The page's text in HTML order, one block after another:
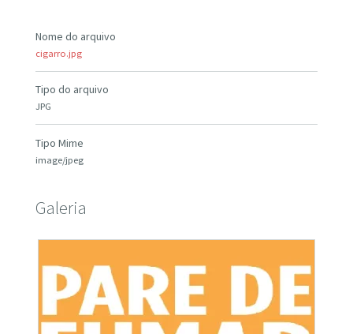
Nome do arquivo
cigarro.jpg
Tipo do arquivo
JPG
Tipo Mime
image/jpeg
Galeria